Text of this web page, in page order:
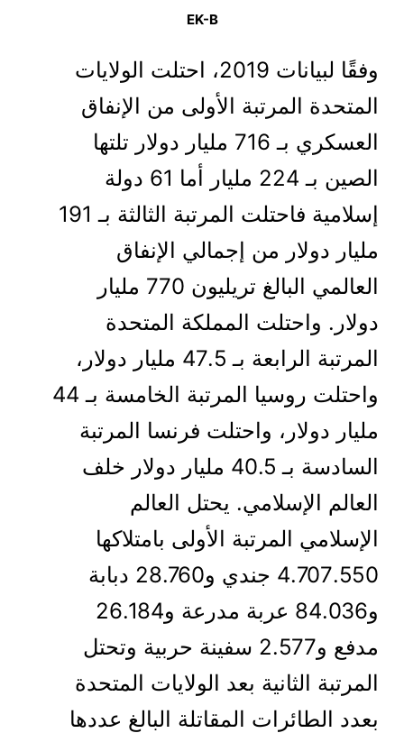
EK-B
وفقًا لبيانات 2019، احتلت الولايات
المتحدة المرتبة الأولى من الإنفاق
العسكري بـ 716 مليار دولار تلتها
الصين بـ 224 مليار أما 61 دولة
إسلامية فاحتلت المرتبة الثالثة بـ 191
مليار دولار من إجمالي الإنفاق
العالمي البالغ تريليون 770 مليار
دولار. واحتلت المملكة المتحدة
المرتبة الرابعة بـ 47.5 مليار دولار،
واحتلت روسيا المرتبة الخامسة بـ 44
مليار دولار، واحتلت فرنسا المرتبة
السادسة بـ 40.5 مليار دولار خلف
العالم الإسلامي. يحتل العالم
الإسلامي المرتبة الأولى بامتلاكها
4.707.550 جندي و28.760 دبابة
و84.036 عربة مدرعة و26.184
مدفع و2.577 سفينة حربية وتحتل
المرتبة الثانية بعد الولايات المتحدة
بعدد الطائرات المقاتلة البالغ عددها